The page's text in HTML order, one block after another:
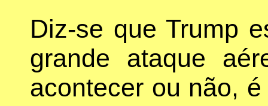
Diz-se que Trump
grande ataque
acontecer ou não,